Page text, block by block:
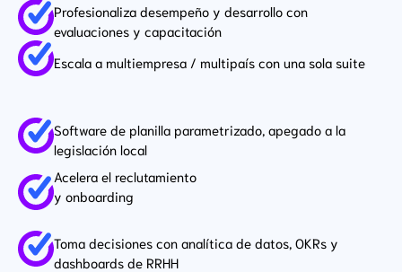
Profesionaliza desempeño y desarrollo con
evaluaciones y capacitación
Escala a multiempresa / multipaís con una sola suite
Software de planilla parametrizado, apegado a la
legislación local
Acelera el reclutamiento
y onboarding
Toma decisiones con analítica de datos, OKRs y
dashboards de RRHH